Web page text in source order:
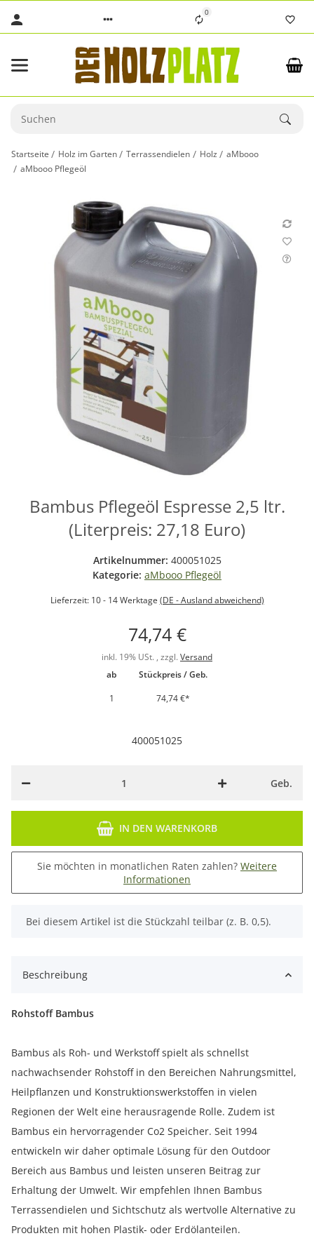
0
Startseite Holz im Garten Terrassendielen Holz
aMbooo
aMbooo Pflegeöl
Bambus Pflegeöl Espresse 2,5 ltr.
(Literpreis: 27,18 Euro)
Artikelnummer: 400051025
Kategorie: aMbooo Pflegeöl
Lieferzeit: 10 - 14 Werktage (DE - Ausland abweichend)
74,74 €
inkl. 19% USt. , zzgl. Versand
ab
Stückpreis / Geb.
1
74,74 €*
400051025
Geb.
IN DEN WARENKORB
Sie möchten in monatlichen Raten zahlen? Weitere
Informationen
x
Bei diesem Artikel ist die Stückzahl teilbar (z. B. 0,5).
Beschreibung
Rohstoff Bambus
Bambus als Roh- und Werkstoff spielt als schnellst
nachwachsender Rohstoff in den Bereichen Nahrungsmittel,
Heilpflanzen und Konstruktionswerkstoffen in vielen
Regionen der Welt eine herausragende Rolle. Zudem ist
Bambus ein hervorragender Co2 Speicher. Seit 1994
entwickeln wir daher optimale Lösung für den Outdoor
Bereich aus Bambus und leisten unseren Beitrag zur
Erhaltung der Umwelt. Wir empfehlen Ihnen Bambus
Terrassendielen und Sichtschutz als wertvolle Alternative zu
Produkten mit hohen Plastik- oder Erdölanteilen.